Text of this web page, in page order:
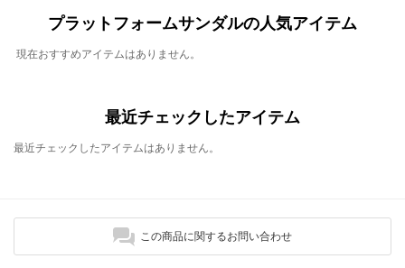
プラットフォームサンダルの人気アイテム
現在おすすめアイテムはありません。
最近チェックしたアイテム
最近チェックしたアイテムはありません。
この商品に関するお問い合わせ